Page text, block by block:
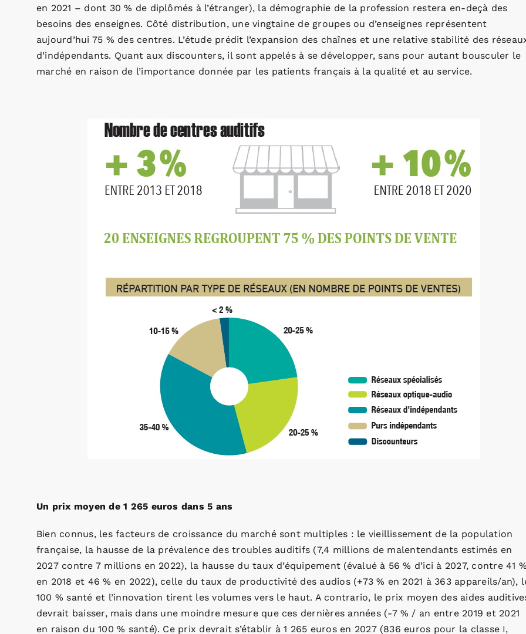
en 2021 – dont 30 % de diplômés à l’étranger), la démographie de la profession restera en-deçà des
besoins des enseignes. Côté distribution, une vingtaine de groupes ou d’enseignes représentent
aujourd’hui 75 % des centres. L’étude prédit l’expansion des chaînes et une relative stabilité des
d’indépendants. Quant aux discounters, il sont appelés à se développer, sans pour autant bousculer le
marché en raison de l’importance donnée par les patients français à la qualité et au service.
Un prix moyen de 1 265 euros dans 5 ans
Bien connus, les facteurs de croissance du marché sont multiples : le vieillissement de la population
française, la hausse de la prévalence des troubles auditifs (7,4 millions de malentendants estimés en
2027 contre 7 millions en 2022), la hausse du taux d’équipement (évalué à 56 % d’ici à 2027, contre 41 %
en 2018 et 46 % en 2022), celle du taux de productivité des audios (+73 % en 2021 à 363 appareils/an),
100 % santé et l’innovation tirent les volumes vers le haut. A contrario, le prix moyen des aides
devrait baisser, mais dans une moindre mesure que ces dernières années (-7 % / an entre 2019 et 2021
en raison du 100 % santé). Ce prix devrait s’établir à 1 265 euros en 2027 (836 euros pour la classe I,